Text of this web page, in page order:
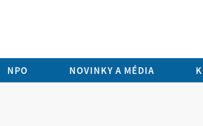
NPO NOVINKY A MÉDIA